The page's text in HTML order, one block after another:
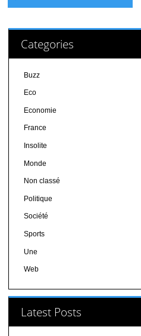
Categories
Buzz
Eco
Economie
France
Insolite
Monde
Non classé
Politique
Société
Sports
Une
Web
Latest Posts